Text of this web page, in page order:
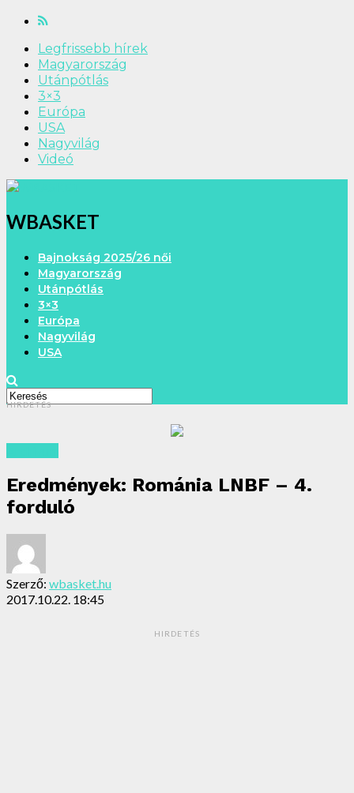
Legfrissebb hírek
Magyarország
Utánpótlás
3×3
Európa
USA
Nagyvilág
Videó
WBASKET
Bajnokság 2025/26 női
Magyarország
Utánpótlás
3×3
Európa
Nagyvilág
USA
HIRDETÉS
Eredmények: Románia LNBF – 4.
forduló
Szerző: wbasket.hu
2017.10.22. 18:45
HIRDETÉS